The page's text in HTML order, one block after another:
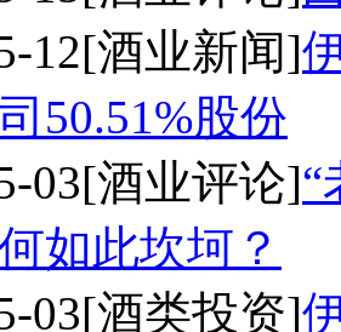
12[酒业新闻]
50.51%股份
03[酒业评论]“
如此坎坷？
03[酒类投资]